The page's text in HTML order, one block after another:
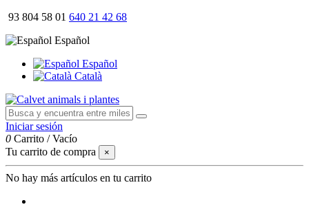
93 804 58 01 640 21 42 68
Español
Español
Català
Iniciar sesión
0 Carrito /Vacío
Tu carrito de compra
×
No hay más artículos en tu carrito